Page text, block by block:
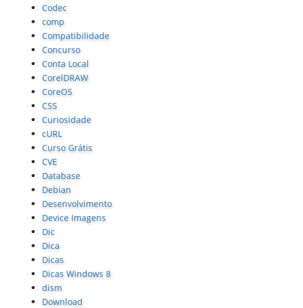
Codec
comp
Compatibilidade
Concurso
Conta Local
CorelDRAW
CoreOS
CSS
Curiosidade
cURL
Curso Grátis
CVE
Database
Debian
Desenvolvimento
Device Imagens
Dic
Dica
Dicas
Dicas Windows 8
dism
Download